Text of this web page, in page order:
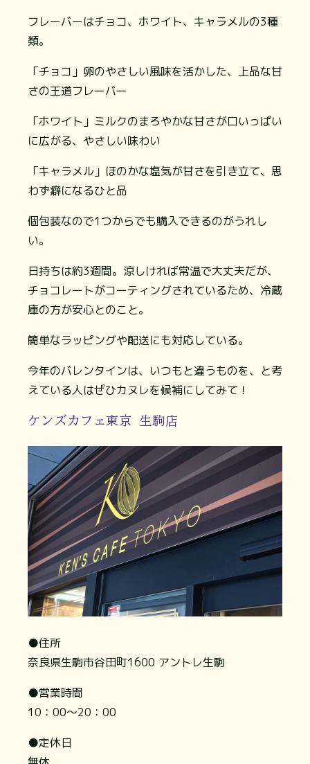
フレーバーはチョコ、ホワイト、キャラメルの3種
類。
「チョコ」卵のやさしい風味を活かした、上品な甘
さの王道フレーバー
「ホワイト」ミルクのまろやかな甘さが口いっぱい
に広がる、やさしい味わい
「キャラメル」ほのかな塩気が甘さを引き立て、思
わず癖になるひと品
個包装なので1つからでも購入できるのがうれし
い。
日持ちは約3週間。涼しければ常温で大丈夫だが、
チョコレートがコーティングされているため、冷蔵
庫の方が安心とのこと。
簡単なラッピングや配送にも対応している。
今年のバレンタインは、いつもと違うものを、と考
えている人はぜひカヌレを候補にしてみて！
ケンズカフェ東京 生駒店
●住所
奈良県生駒市谷田町1600 アントレ生駒
●営業時間
10：00～20：00
●定休日